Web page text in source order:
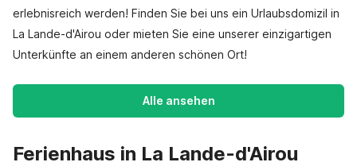
erlebnisreich werden! Finden Sie bei uns ein Urlaubsdomizil in
La Lande-d'Airou oder mieten Sie eine unserer einzigartigen
Unterkünfte an einem anderen schönen Ort!
Alle ansehen
Ferienhaus in La Lande-d'Airou